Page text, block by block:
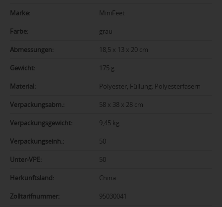
Marke: MiniFeet
Farbe: grau
Abmessungen: 18,5 x 13 x 20 cm
Gewicht: 175 g
Material: Polyester, Füllung: Polyesterfasern
Verpackungsabm.: 58 x 38 x 28 cm
Verpackungsgewicht: 9,45 kg
Verpackungseinh.: 50
Unter-VPE: 50
Herkunftsland: China
Zolltarifnummer: 95030041